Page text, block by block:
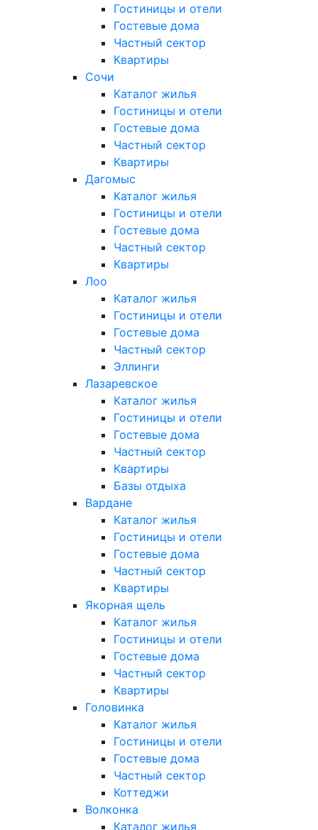
Гостиницы и отели
Гостевые дома
Частный сектор
Квартиры
Сочи
Каталог жилья
Гостиницы и отели
Гостевые дома
Частный сектор
Квартиры
Дагомыс
Каталог жилья
Гостиницы и отели
Гостевые дома
Частный сектор
Квартиры
Лоо
Каталог жилья
Гостиницы и отели
Гостевые дома
Частный сектор
Эллинги
Лазаревское
Каталог жилья
Гостиницы и отели
Гостевые дома
Частный сектор
Квартиры
Базы отдыха
Вардане
Каталог жилья
Гостиницы и отели
Гостевые дома
Частный сектор
Квартиры
Якорная щель
Каталог жилья
Гостиницы и отели
Гостевые дома
Частный сектор
Квартиры
Головинка
Каталог жилья
Гостиницы и отели
Гостевые дома
Частный сектор
Коттеджи
Волконка
Каталог жилья